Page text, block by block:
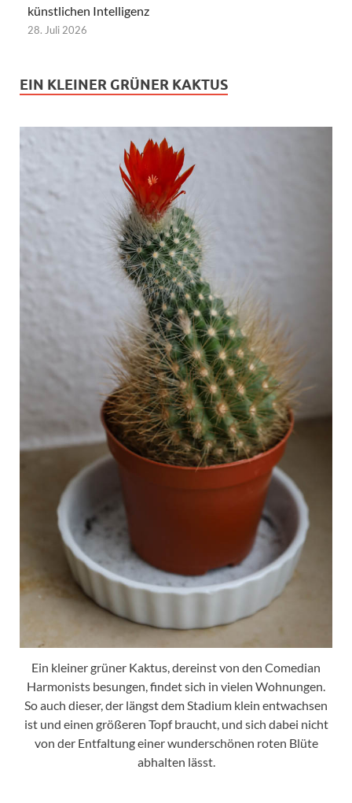
künstlichen Intelligenz
28. Juli 2026
EIN KLEINER GRÜNER KAKTUS
Ein kleiner grüner Kaktus, dereinst von den Comedian
Harmonists besungen, findet sich in vielen Wohnungen.
So auch dieser, der längst dem Stadium klein entwachsen
ist und einen größeren Topf braucht, und sich dabei nicht
von der Entfaltung einer wunderschönen roten Blüte
abhalten lässt.